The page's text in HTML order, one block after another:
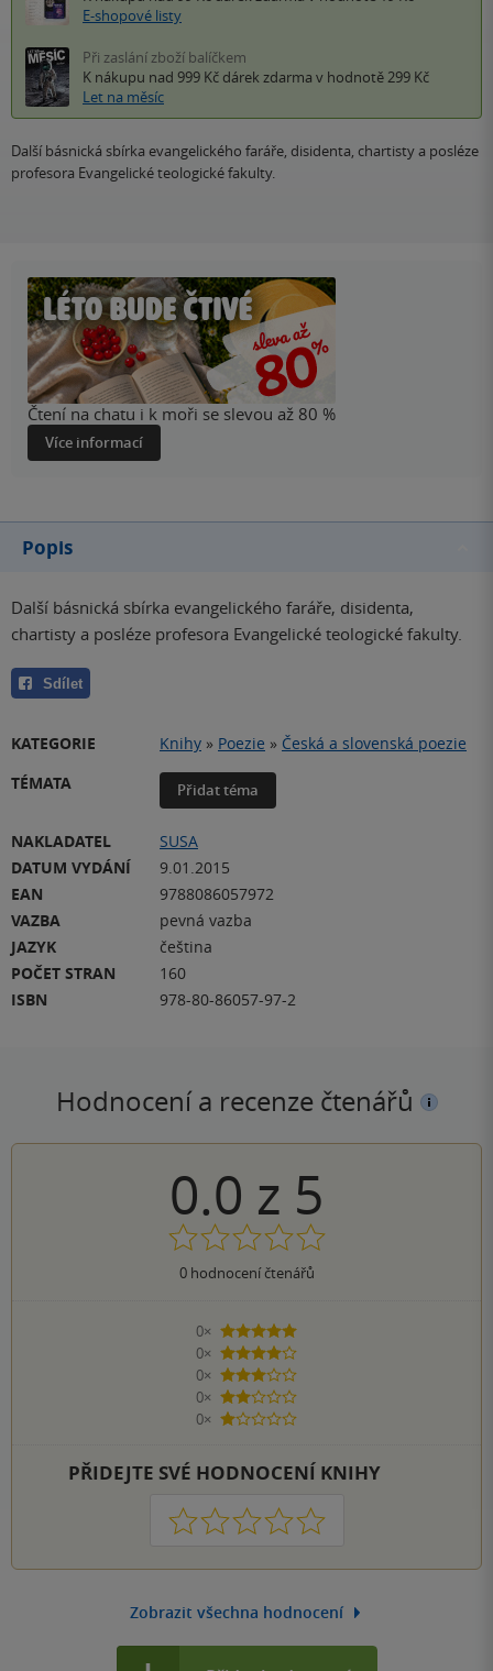
E-shopové listy
Při zaslání zboží balíčkem
K nákupu nad 999 Kč dárek zdarma v hodnotě 299 Kč
Let na měsíc
Další básnická sbírka evangelického faráře, disidenta, chartisty a posléze
profesora Evangelické teologické fakulty.
Čtení na chatu i k moři se slevou až 80 %
Více informací
Popis
Další básnická sbírka evangelického faráře, disidenta,
chartisty a posléze profesora Evangelické teologické fakulty.
Sdílet
KATEGORIE Knihy » Poezie » Česká a slovenská poezie
TÉMATA
Přidat téma
NAKLADATEL
SUSA
DATUM VYDÁNÍ
9.01.2015
EAN
9788086057972
VAZBA
pevná vazba
JAZYK
čeština
POČET STRAN
160
ISBN
978-80-86057-97-2
Hodnocení a recenze čtenářů
0.0 z 5
0hodnocení čtenářů
0×
5 hvězdiček
0×
4 hvězdičky
0×
3 hvězdičky
0×
2 hvězdičky
0×
1 hvezdička
PŘIDEJTE SVÉ HODNOCENÍ KNIHY
1 2 3 4 5
Zobrazit všechna hodnocení